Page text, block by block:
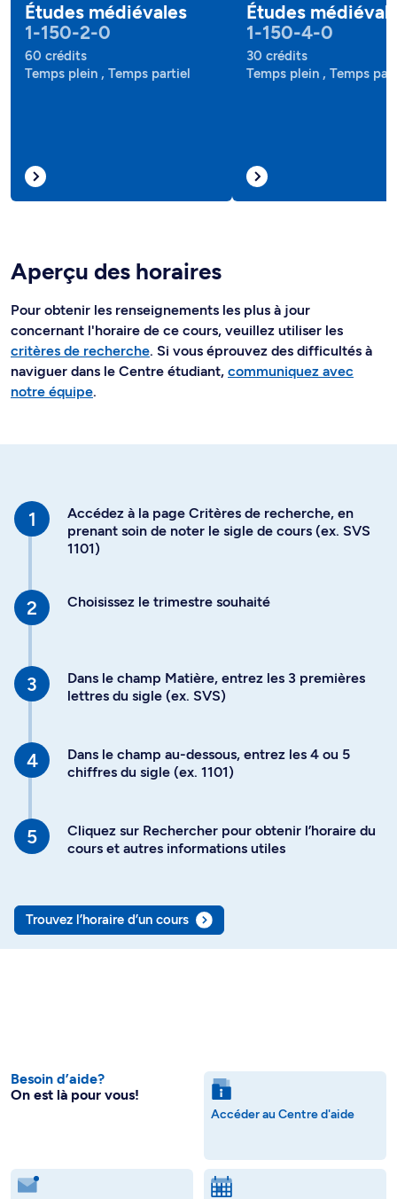
Études médiévales
1-150-2-0
60 crédits
Temps plein , Temps partiel
Études
1-150-4-0
30 crédits
Temps plein , Temps
Aperçu des horaires
Pour obtenir les renseignements les plus à jour
concernant l'horaire de ce cours, veuillez utiliser les
critères de recherche. Si vous éprouvez des difficultés à
naviguer dans le Centre étudiant, communiquez avec
notre équipe.
Accédez à la page Critères de recherche, en
prenant soin de noter le sigle de cours (ex. SVS
1101)
Choisissez le trimestre souhaité
Dans le champ Matière, entrez les 3 premières
lettres du sigle (ex. SVS)
Dans le champ au-dessous, entrez les 4 ou 5
chiffres du sigle (ex. 1101)
Cliquez sur Rechercher pour obtenir l’horaire du
cours et autres informations utiles
Trouvez l’horaire d’un cours
Besoin d’aide?
On est là pour vous!
Accéder au Centre d'aide